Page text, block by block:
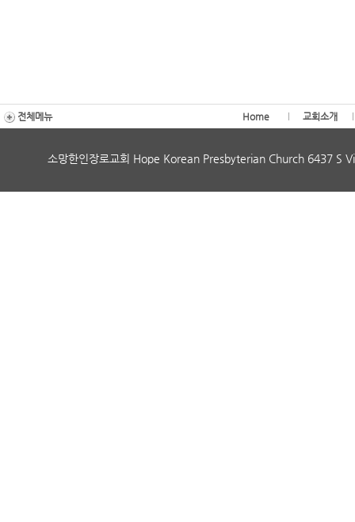
Home 교회소개
전체메뉴
소망한인장로교회 Hope Korean Presbyterian Church 6437 S